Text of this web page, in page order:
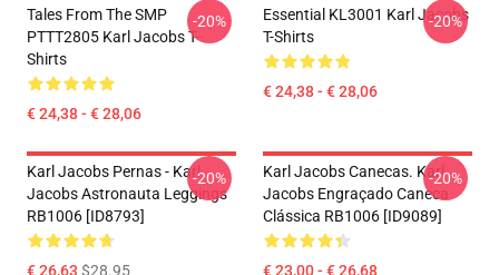
Tales From The SMP
PTTT2805 Karl Jacobs T-
Shirts
€ 24,38 - € 28,06
-20%
Essential KL3001 Karl Jacobs
T-Shirts
€ 24,38 - € 28,06
-20%
Karl Jacobs Pernas - Karl
Jacobs Astronauta Leggings
RB1006 [ID8793]
€ 26,63 $28.95
-20%
Karl Jacobs Canecas. Karl
Jacobs Engraçado Caneca
Clássica RB1006 [ID9089]
€ 23,00 - € 26,68
-20%